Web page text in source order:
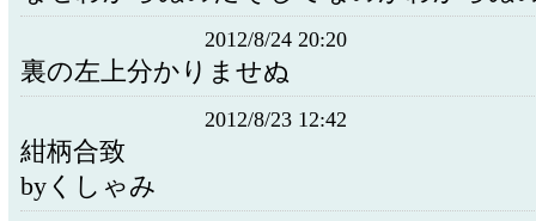
2012/8/24 20:20
裏の左上分かりませぬ
2012/8/23 12:42
紺柄合致
byくしゃみ